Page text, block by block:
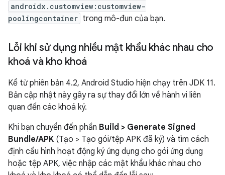
androidx.customview:customview-
poolingcontainer trong mô-đun của bạn.
Lỗi khi sử dụng nhiều mật khẩu khác nhau cho
khoá và kho khoá
Kể từ phiên bản 4.2, Android Studio hiện chạy trên JDK 11.
Bản cập nhật này gây ra sự thay đổi lớn về hành vi liên
quan đến các khoá ký.
Khi bạn chuyển đến phần Build > Generate Signed
Bundle/APK (Tạo > Tạo gói/tệp APK đã ký) và tìm cách
định cấu hình hoạt động ký ứng dụng cho gói ứng dụng
hoặc tệp APK, việc nhập các mật khẩu khác nhau cho